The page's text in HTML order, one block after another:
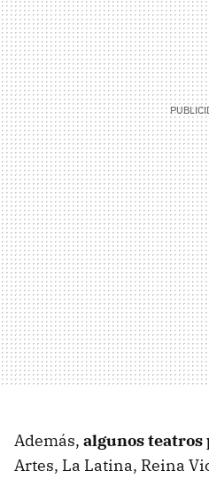
Además, algunosteatros
Artes, La Latina, Reina